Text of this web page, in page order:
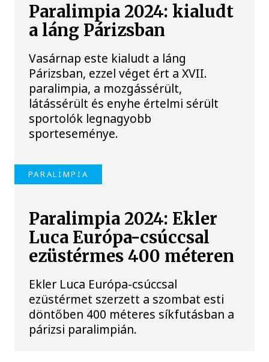
Paralimpia 2024: kialudt
a láng Párizsban
Vasárnap este kialudt a láng
Párizsban, ezzel véget ért a XVII.
paralimpia, a mozgássérült,
látássérült és enyhe értelmi sérült
sportolók legnagyobb
sporteseménye.
PARALIMPIA
Paralimpia 2024: Ekler
Luca Európa-csúccsal
ezüstérmes 400 méteren
Ekler Luca Európa-csúccsal
ezüstérmet szerzett a szombat esti
döntőben 400 méteres síkfutásban a
párizsi paralimpián.